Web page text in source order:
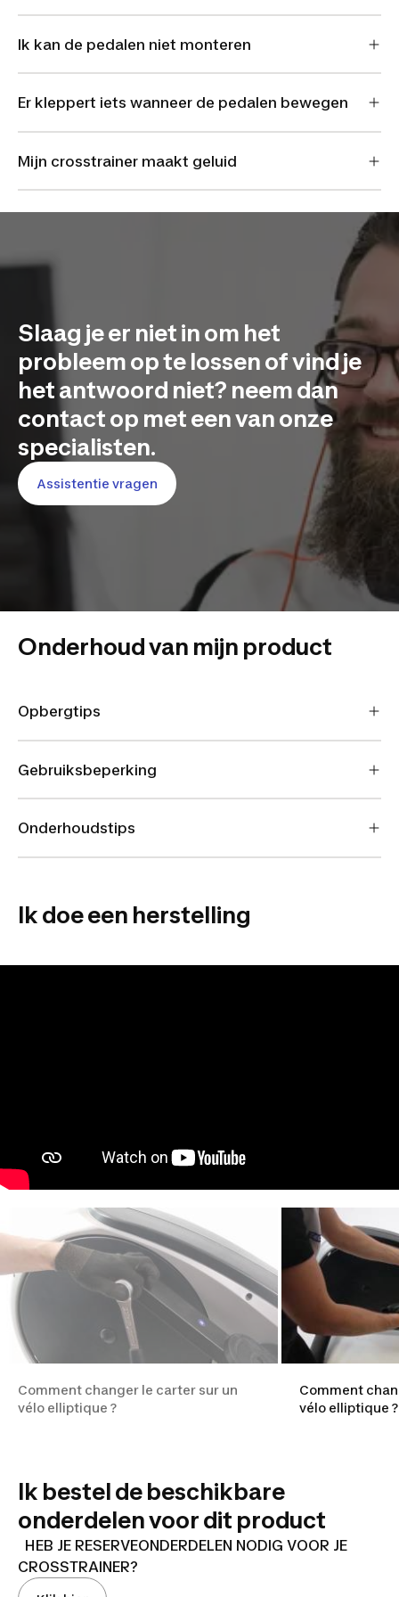
Ik kan de pedalen niet monteren
Er kleppert iets wanneer de pedalen bewegen
Mijn crosstrainer maakt geluid
Slaag je er niet in om het
probleem op te lossen of vind je
het antwoord niet? neem dan
contact op met een van onze
specialisten.
Assistentie vragen
Onderhoud van mijn product
Opbergtips
Gebruiksbeperking
Onderhoudstips
Ik doe een herstelling
Comment changer le carter sur un
vélo elliptique ?
Comment
vélo elliptique ?
Ik bestel de beschikbare
onderdelen voor dit product
HEB JE RESERVEONDERDELEN NODIG VOOR JE
CROSSTRAINER?